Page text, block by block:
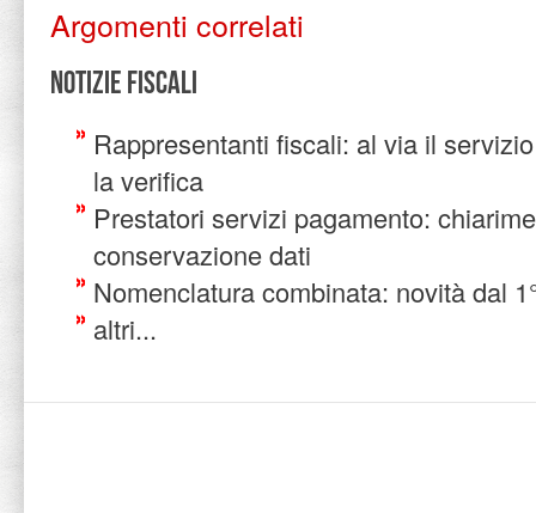
Argomenti correlati
Notizie Fiscali
Rappresentanti fiscali: al via il
la verifica
Prestatori servizi pagamento:
conservazione dati
Nomenclatura combinata: novità dal
altri...